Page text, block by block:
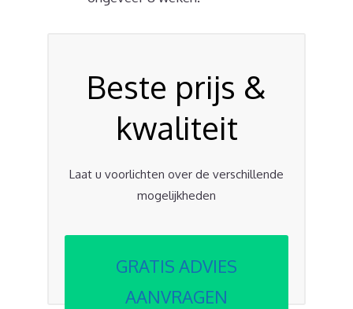
Beste prijs &
kwaliteit
Laat u voorlichten over de verschillende
mogelijkheden
GRATIS ADVIES
AANVRAGEN